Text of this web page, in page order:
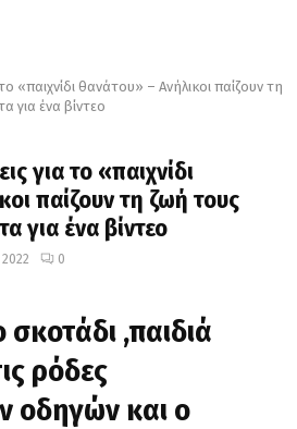
«παιχνίδι θανάτου» – Ανήλικοι παίζουν τη
για ένα βίντεο
για το «παιχνίδι
παίζουν τη ζωή τους
για ένα βίντεο
0
σκοτάδι ,παιδιά
ρόδες
οδηγών και ο